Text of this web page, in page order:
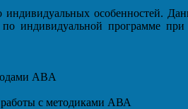
особенностей.
индивидуальной программе при
ABA
работы с методиками АВА